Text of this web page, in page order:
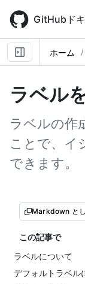
main
content
GitHubド
ホーム
ラベル
ラベルの作
ことで、イ
できます。
Markdown と
この記事で
ラベルについて
デフォルトラベル